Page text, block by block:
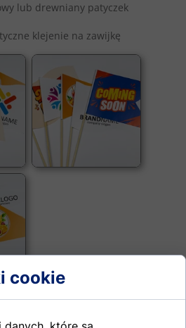
lub drewniany patyczek
klejenie na zawijkę
cookie